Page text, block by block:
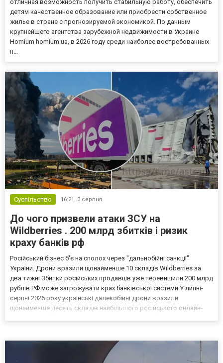
отличная возможность получить стабильную работу, обеспечить
детям качественное образование или приобрести собственное
жилье в стране с прогнозируемой экономикой. По данным
крупнейшего агентства зарубежной недвижимости в Украине
Homium homium.ua, в 2026 году среди наиболее востребованных
н...
Суспільство 16:21, 3 серпня
До чого призвели атаки ЗСУ на
Wildberries . 200 млрд збитків і ризик
краху банків рф
Російський бізнес б'є на сполох через "дальнобійні санкції"
України. Дрони вразили щонайменше 10 складів Wildberries за
два тижні Збитки російських продавців уже перевищили 200 млрд
рублів РФ може загрожувати крах банківської системи У липні-
серпні 2026 року українські далекобійні дрони вразили
щонайменше десять складів найбільшого російського онлайн-